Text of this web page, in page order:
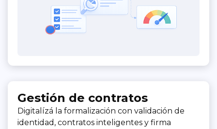
Gestión de contratos
Digitalízá la formalización con validación de
identidad, contratos inteligentes y firma